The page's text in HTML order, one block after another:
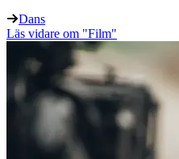
Dans
Läs vidare om "Film"